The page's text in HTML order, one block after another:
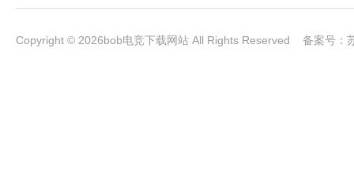
Copyright © 2026bob电竞下载网站 All Rights Reserved 备案号：